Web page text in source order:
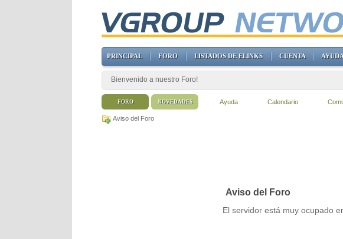
Aviso del Foro
Aviso del Foro
El servidor está muy ocupado
PRINCIPAL FORO LISTADOS DE ELINKS CUENTA AYUDA
Bienvenido a nuestro Foro!
FORO Ayuda Calendario
NOVEDADES